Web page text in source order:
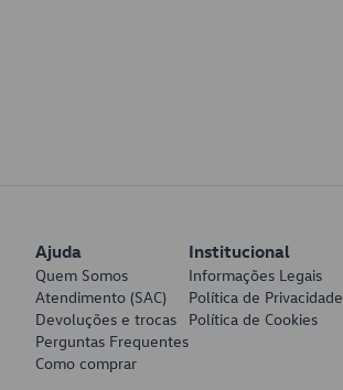
Ajuda
Quem Somos
Atendimento (SAC)
Devoluções e trocas
Perguntas Frequentes
Como comprar
Institucional
Informações Legais
Política de Privacidade
Política de Cookies